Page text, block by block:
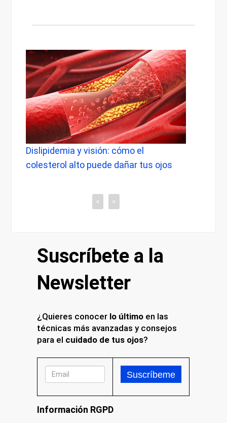
y visión: cómo el
alto puede dañar tus ojos
cuándo
< >
Suscríbete a la
Newsletter
¿Quieres conocer lo último en las
técnicas más avanzadas y consejos
para el cuidado de tus ojos?
Información RGPD